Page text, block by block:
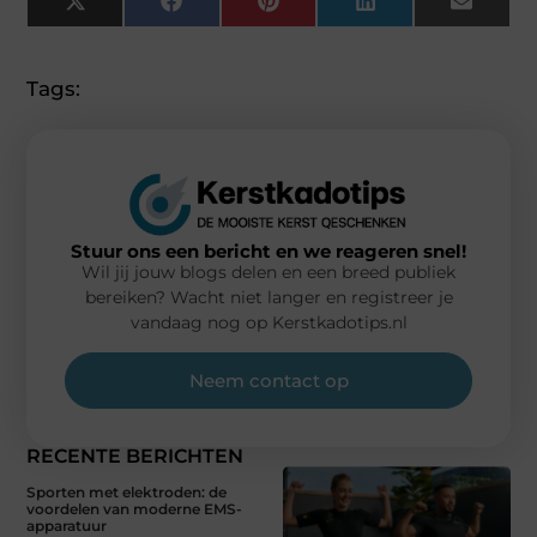
X
(Twitter)
FacebookPinterestLinkedInEmail
Tags:
RECENTE BERICHTEN
Sporten met elektroden: de
voordelen van moderne EMS-
apparatuur
Stuur ons een bericht en we reageren snel!
Wil jij jouw blogs delen en een breed publiek
bereiken? Wacht niet langer en registreer je
vandaag nog op Kerstkadotips.nl
Neem contact op